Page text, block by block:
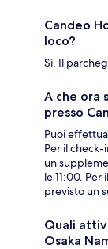
Candeo
loco?
Sì. Il
A che ora
presso
Puoi
Per il
un
le 11:00.
previsto un
Quali
Osaka